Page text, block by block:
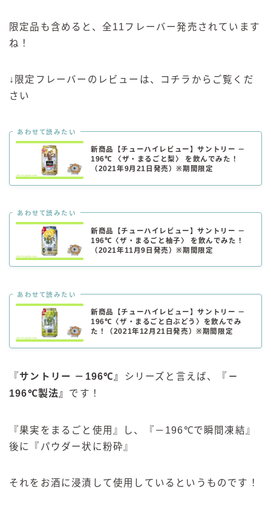
限定品も含めると、全11フレーバー発売されています
ね！
↓限定フレーバーのレビューは、コチラからご覧くだ
さい
あわせて読みたい
新商品【チューハイレビュー】サントリー －
196℃ 〈ザ・まるごと梨〉 を飲んでみた！
（2021年9月21日発売）※期間限定
あわせて読みたい
新商品【チューハイレビュー】サントリー －
196℃〈ザ・まるごと柚子〉 を飲んでみた！
（2021年11月9日発売）※期間限定
あわせて読みたい
新商品【チューハイレビュー】サントリー －
196℃〈ザ・まるごと白ぶどう〉を飲んでみ
た！（2021年12月21日発売）※期間限定
『サントリー －196℃ 』 シリーズと言えば、『 －
196℃製法 』 です！
『果実をまるごと使用』し、『－196℃で瞬間凍結』
後に『パウダー状に粉砕』
それをお酒に浸漬して使用しているというものです！